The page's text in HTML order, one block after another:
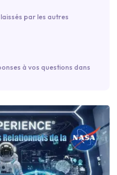
par les autres
à vos questions dans